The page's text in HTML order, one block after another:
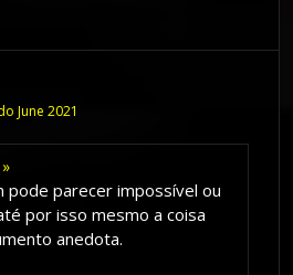
June 2021
»
pode parecer impossível ou
por isso mesmo a coisa
anedota.